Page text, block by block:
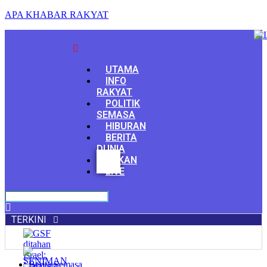
APA KHABAR RAKYAT
Menu
UTAMA
INFO
RAKYAT
POLITIK
SEMASA
HIBURAN
BERITA
DUNIA
SUKAN
LIVE
Facebook
Youtube
TERKINI
Berita Semasa